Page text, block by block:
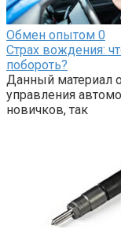
Обмен опытом 0
Страх вождения:
побороть?
Данный материал
управления
новичков, так